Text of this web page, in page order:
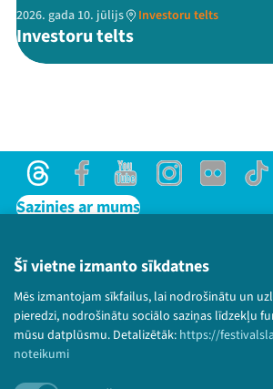
Šī vietne izmanto sīkdatnes
Mēs izmantojam sīkfailus, lai nodrošinātu un
pieredzi, nodrošinātu sociālo saziņas līdzekļu
mūsu datplūsmu. Detalizētāk: https://
noteikumi
ThreadsFacebook
2026. gada 10. jūlijs Investoru telts
Investoru telts
ThreadsFacebookYoutubeInstagram
Flick
Sazinies ar mums
Lietošanas noteikumi un sīkdatņu
Bērnu aizsardzības politika
© 2026 Sarunu festivāls LAMPA
paturētas.